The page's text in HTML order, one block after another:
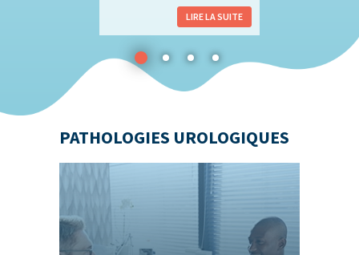
LIRE LA SUITE
PATHOLOGIES UROLOGIQUES